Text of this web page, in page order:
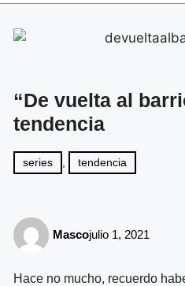
“De vuelta al
tendencia
series tendencia
Mascojulio 1, 2021
Hace no mucho, recuerdo